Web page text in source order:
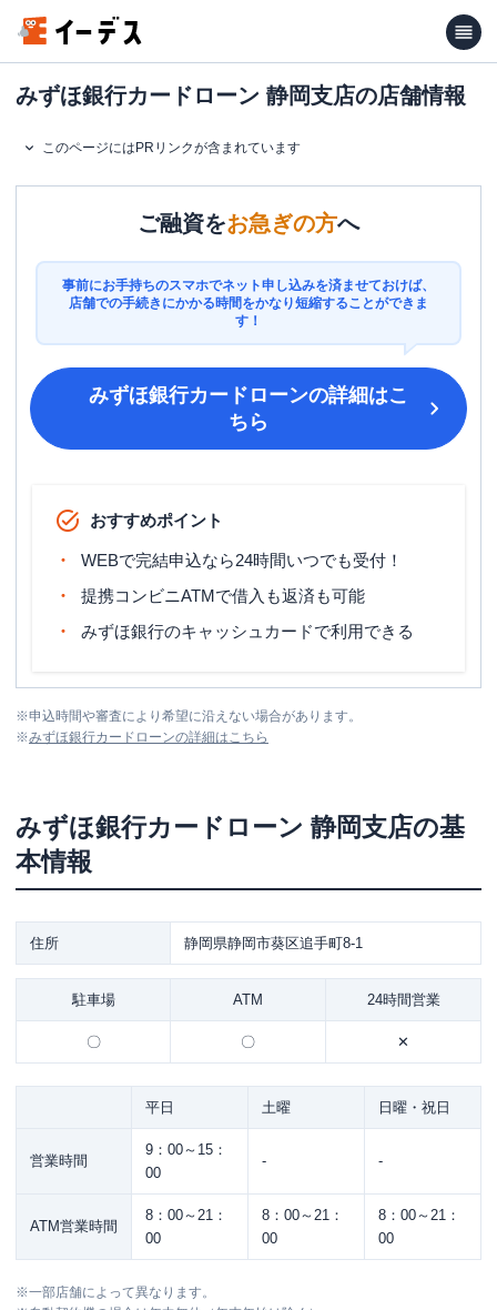
みずほ銀行カードローン 静岡支店の店舗情報
このページにはPRリンクが含まれています
ご融資をお急ぎの方へ
事前にお手持ちのスマホでネット申し込みを済ませておけば、
店舗での手続きにかかる時間をかなり短縮することができま
す！
みずほ銀行カードローンの詳細はこ
ちら
おすすめポイント
WEBで完結申込なら24時間いつでも受付！
提携コンビニATMで借入も返済も可能
みずほ銀行のキャッシュカードで利用できる
※申込時間や審査により希望に沿えない場合があります。
※みずほ銀行カードローンの詳細はこちら
みずほ銀行カードローン 静岡支店の基
本情報
住所 静岡県静岡市葵区追手町8-1
駐車場 ATM 24時間営業
〇 〇 ✕
平日 土曜 日曜・祝日
営業時間
9：00～15：
00
- -
ATM営業時間
8：00～21：
00
8：00～21：
00
8：00～21：
00
※一部店舗によって異なります。